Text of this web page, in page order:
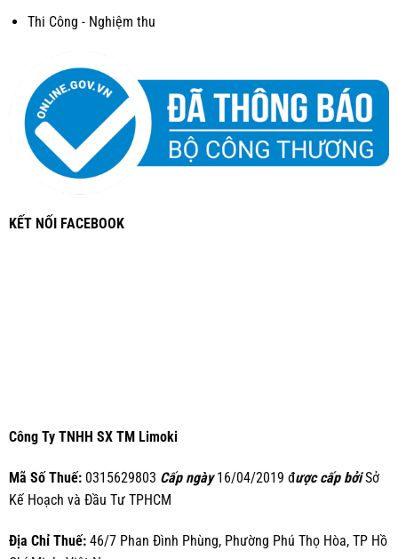
Thi Công - Nghiệm thu
KẾT NỐI FACEBOOK
Công Ty TNHH SX TM Limoki
Mã Số Thuế:0315629803 Cấp ngày16/04/2019 được cấp bởiSở
Kế Hoạch và Đầu Tư TPHCM
Địa Chỉ Thuế:46/7 Phan Đình Phùng, Phường Phú Thọ Hòa, TP Hồ